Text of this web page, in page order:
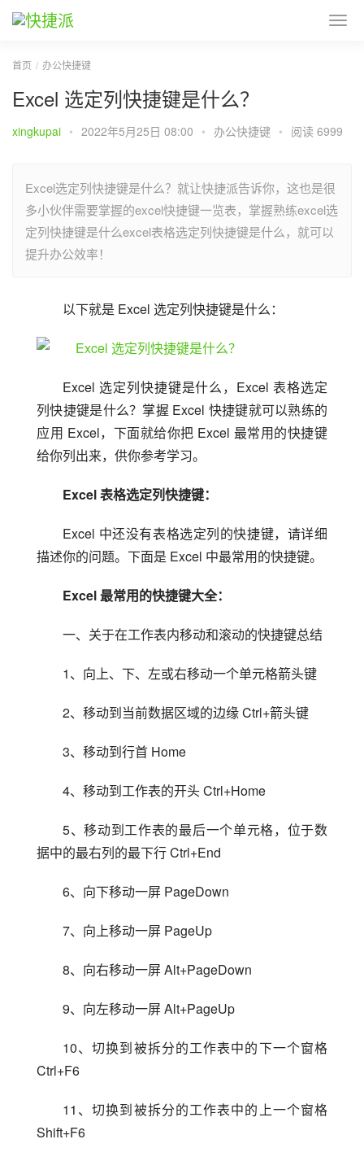
首页 办公快捷键
Excel 选定列快捷键是什么？
xingkupai • 2022年5月25日 08:00 • 办公快捷键 • 阅读 6999
Excel选定列快捷键是什么？就让快捷派告诉你，这也是很
多小伙伴需要掌握的excel快捷键一览表，掌握熟练excel选
定列快捷键是什么excel表格选定列快捷键是什么，就可以
提升办公效率！
以下就是 Excel 选定列快捷键是什么：
Excel 选定列快捷键是什么，Excel 表格选定
列快捷键是什么？掌握 Excel 快捷键就可以熟练的
应用 Excel，下面就给你把 Excel 最常用的快捷键
给你列出来，供你参考学习。
Excel 表格选定列快捷键：
Excel 中还没有表格选定列的快捷键，请详细
描述你的问题。下面是 Excel 中最常用的快捷键。
Excel 最常用的快捷键大全：
一、关于在工作表内移动和滚动的快捷键总结
1、向上、下、左或右移动一个单元格箭头键
2、移动到当前数据区域的边缘 Ctrl+箭头键
3、移动到行首 Home
4、移动到工作表的开头 Ctrl+Home
5、移动到工作表的最后一个单元格，位于数
据中的最右列的最下行 Ctrl+End
6、向下移动一屏 PageDown
7、向上移动一屏 PageUp
8、向右移动一屏 Alt+PageDown
9、向左移动一屏 Alt+PageUp
10、切换到被拆分的工作表中的下一个窗格
Ctrl+F6
11、切换到被拆分的工作表中的上一个窗格
Shift+F6